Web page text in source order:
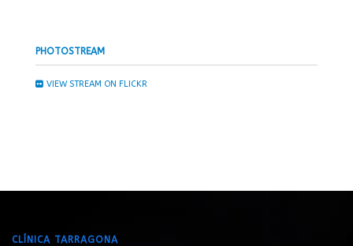
PHOTOSTREAM
VIEW STREAM ON FLICKR
CLÍNICA TARRAGONA